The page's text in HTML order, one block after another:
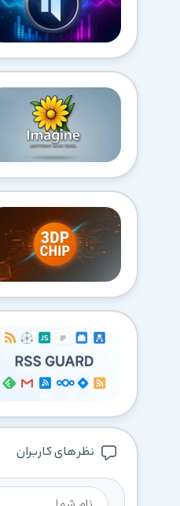
نظر های کاربران